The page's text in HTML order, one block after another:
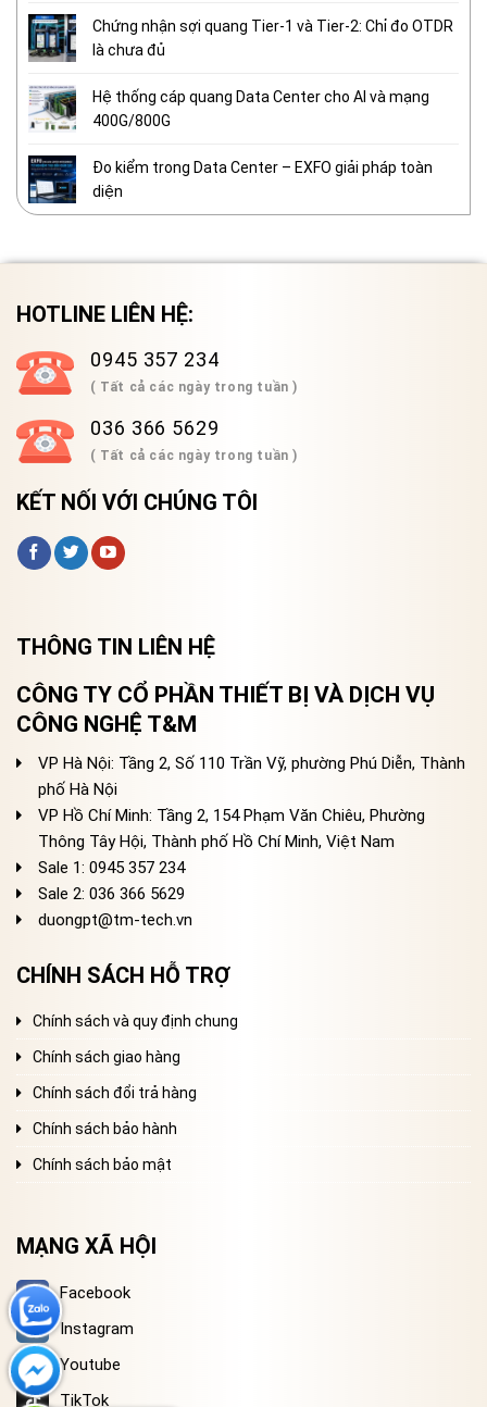
Chứng nhận sợi quang Tier-1 và Tier-2: Chỉ đo OTDR
là chưa đủ
Hệ thống cáp quang Data Center cho AI và mạng
400G/800G
Đo kiểm trong Data Center – EXFO giải pháp toàn
diện
HOTLINE LIÊN HỆ:
0945 357 234
( Tất cả các ngày trong tuần )
036 366 5629
( Tất cả các ngày trong tuần )
KẾT NỐI VỚI CHÚNG TÔI
THÔNG TIN LIÊN HỆ
CÔNG TY CỔ PHẦN THIẾT BỊ VÀ DỊCH VỤ
CÔNG NGHỆ T&M
VP Hà Nội: Tầng 2, Số 110 Trần Vỹ, phường Phú Diễn, Thành
phố Hà Nội
VP Hồ Chí Minh: Tầng 2, 154 Phạm Văn Chiêu, Phường
Thông Tây Hội, Thành phố Hồ Chí Minh, Việt Nam
Sale 1: 0945 357 234
Sale 2: 036 366 5629
duongpt@tm-tech.vn
CHÍNH SÁCH HỖ TRỢ
Chính sách và quy định chung
Chính sách giao hàng
Chính sách đổi trả hàng
Chính sách bảo hành
Chính sách bảo mật
MẠNG XÃ HỘI
Facebook
Instagram
Youtube
TikTok